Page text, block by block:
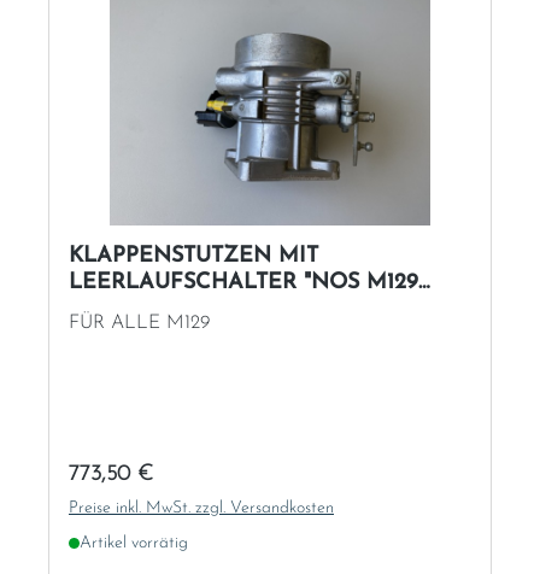
KLAPPENSTUTZEN MIT
LEERLAUFSCHALTER "NOS M129
250SL
FÜR ALLE M129
Regulärer Preis:
773,50 €
Preise inkl. MwSt. zzgl. Versandkosten
Artikel vorrätig